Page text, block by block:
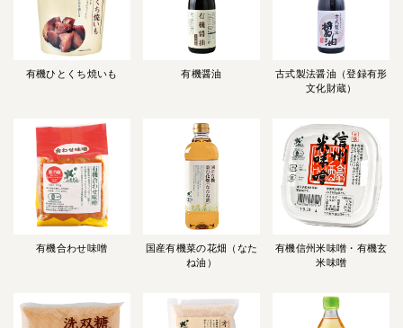
有機ひとくち焼いも 有機醤油
古式製法醤油（登録有形
文化財蔵）
有機合わせ味噌
国産有機菜の花畑（なた
ね油）
有機信州米味噌・有機玄
米味噌